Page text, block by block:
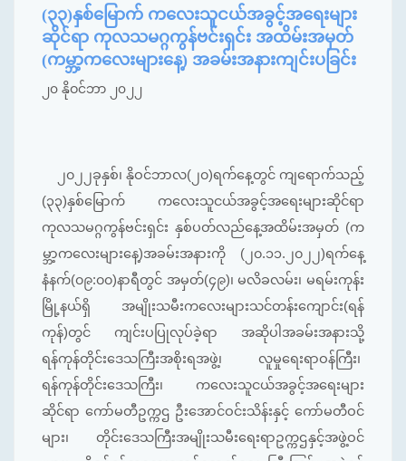
(၃၃)နှစ်မြောက် ကလေးသူငယ်အခွင့်အရေးများ
ဆိုင်ရာ ကုလသမဂ္ဂကွန်ဗင်းရှင်း အထိမ်းအမှတ်
(ကမ္ဘာ့ကလေးများနေ့) အခမ်းအနားကျင်းပခြင်း
၂၀ နိုဝင်ဘာ ၂၀၂၂
၂၀၂၂ခုနှစ်၊ နိုဝင်ဘာလ(၂၀)ရက်နေ့တွင် ကျရောက်သည့်
(၃၃)နှစ်မြောက် ကလေးသူငယ်အခွင့်အရေးများဆိုင်ရာ
ကုလသမဂ္ဂကွန်ဗင်းရှင်း နှစ်ပတ်လည်နေ့အထိမ်းအမှတ် (က
မ္ဘာ့ကလေးများနေ့)အခမ်းအနားကို (၂၀.၁၁.၂၀၂၂)ရက်နေ့
နံနက်(၀၉:၀၀)နာရီတွင် အမှတ်(၄၉)၊ မလိခလမ်း၊ မရမ်းကုန်း
မြို့နယ်ရှိ အမျိုးသမီးကလေးများသင်တန်းကျောင်း(ရန်
ကုန်)တွင် ကျင်းပပြုလုပ်ခဲ့ရာ အဆိုပါအခမ်းအနားသို့
ရန်ကုန်တိုင်းဒေသကြီးအစိုးရအဖွဲ့၊ လူမှုရေးရာဝန်ကြီး၊
ရန်ကုန်တိုင်းဒေသကြီး၊ ကလေးသူငယ်အခွင့်အရေးများ
ဆိုင်ရာ ကော်မတီဥက္ကဌ ဦးအောင်ဝင်းသိန်းနှင့် ကော်မတီဝင်
များ၊ တိုင်းဒေသကြီးအမျိုးသမီးရေးရာဥက္ကဌနှင့်အဖွဲ့ဝင်